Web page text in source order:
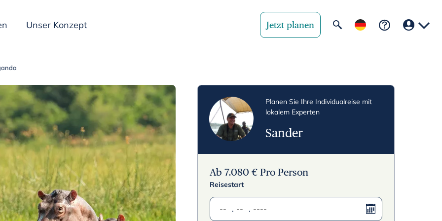
Unser Konzept Jetzt planen
Planen Sie Ihre Individualreise mit
lokalem Experten
Sander
Ab 7.080 € Pro Person
Reisestart
. .